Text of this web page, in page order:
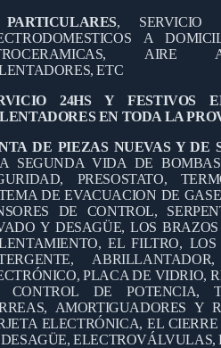
, SERVICIO
A
AIRE
ETC
24HS Y FESTIVOS
EN TODA LA
DE PIEZAS NUEVAS Y DE
SEGUNDA VIDA DE
PRESOSTATO,
DE EVACUACION DE
DE CONTROL,
Y DESAGÜE, LOS
EL FILTRO,
PLACA DE VIDRIO,
CONTROL DE POTENCIA,
AMORTIGUADORES Y
ELECTRÓNICA, EL
ELECTROVÁLVULAS,